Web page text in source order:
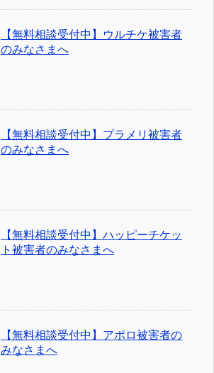
【無料相談受付中】ウルチケ被害者
のみなさまへ
【無料相談受付中】プラメリ被害者
のみなさまへ
【無料相談受付中】ハッピーチケッ
ト被害者のみなさまへ
【無料相談受付中】アポロ被害者の
みなさまへ